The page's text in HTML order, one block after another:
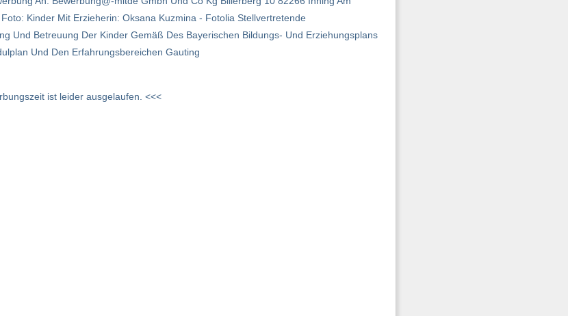
Kinder Mit Erzieherin: Oksana Kuzmina - Fotolia Stellvertretende
Und Betreuung Der Kinder Gemäß Des Bayerischen Bildungs- Und Erziehungsplans
Und Den Erfahrungsbereichen Gauting
ist leider ausgelaufen. <<<